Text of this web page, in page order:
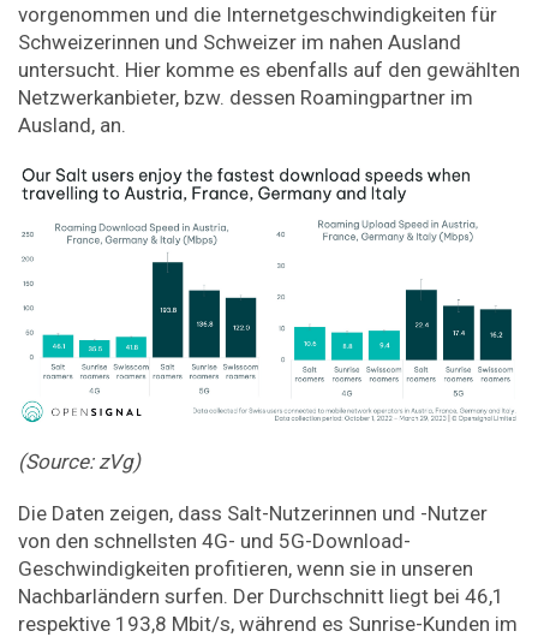
vorgenommen und die Internetgeschwindigkeiten für
Schweizerinnen und Schweizer im nahen Ausland
untersucht. Hier komme es ebenfalls auf den gewählten
Netzwerkanbieter, bzw. dessen Roamingpartner im
Ausland, an.
(Source: zVg)
Die Daten zeigen, dass Salt-Nutzerinnen und -Nutzer
von den schnellsten 4G- und 5G-Download-
Geschwindigkeiten profitieren, wenn sie in unseren
Nachbarländern surfen. Der Durchschnitt liegt bei 46,1
respektive 193,8 Mbit/s, während es Sunrise-Kunden im